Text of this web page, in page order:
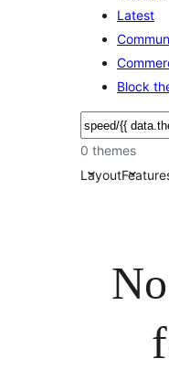
Latest
Block
Buscar
0 themes
Layout